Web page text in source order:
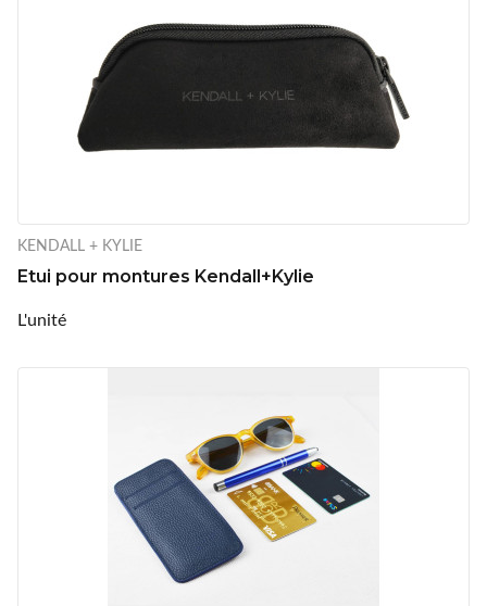
KENDALL + KYLIE
Etui pour montures Kendall+Kylie
L'unité